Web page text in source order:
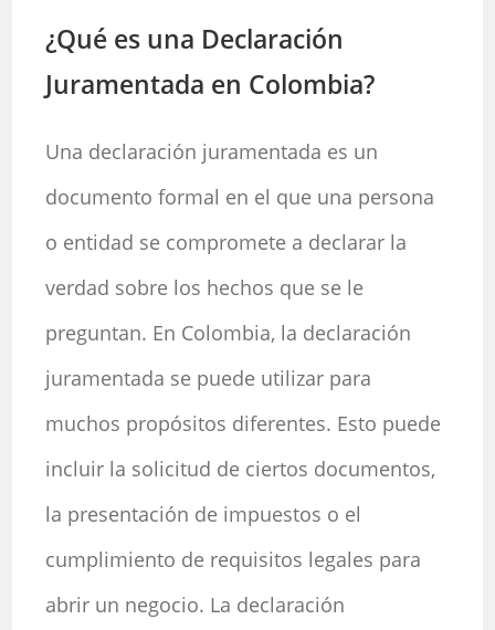
¿Qué es una Declaración
Juramentada en Colombia?
Una declaración juramentada es un
documento formal en el que una persona
o entidad se compromete a declarar la
verdad sobre los hechos que se le
preguntan. En Colombia, la declaración
juramentada se puede utilizar para
muchos propósitos diferentes. Esto puede
incluir la solicitud de ciertos documentos,
la presentación de impuestos o el
cumplimiento de requisitos legales para
abrir un negocio. La declaración